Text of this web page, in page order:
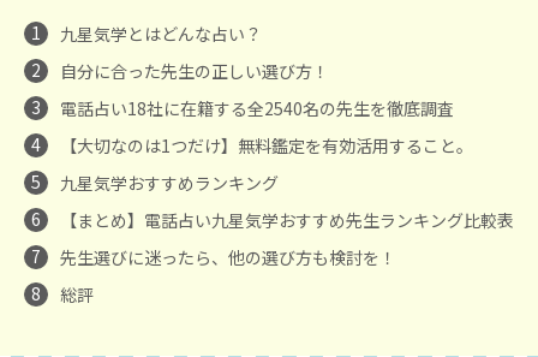
1
九星気学とはどんな占い？
2
自分に合った先生の正しい選び方！
3
電話占い18社に在籍する全2540名の先生を徹底調査
4
【大切なのは1つだけ】無料鑑定を有効活用すること。
5
九星気学おすすめランキング
6
【まとめ】電話占い九星気学おすすめ先生ランキング比較表
7
先生選びに迷ったら、他の選び方も検討を！
8
総評